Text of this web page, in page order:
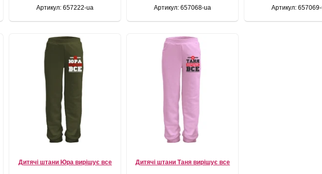
Артикул: 657222-ua Артикул: 657068-ua Артикул:
Дитячі штани Юра вирішує все Дитячі штани Таня вирішує все